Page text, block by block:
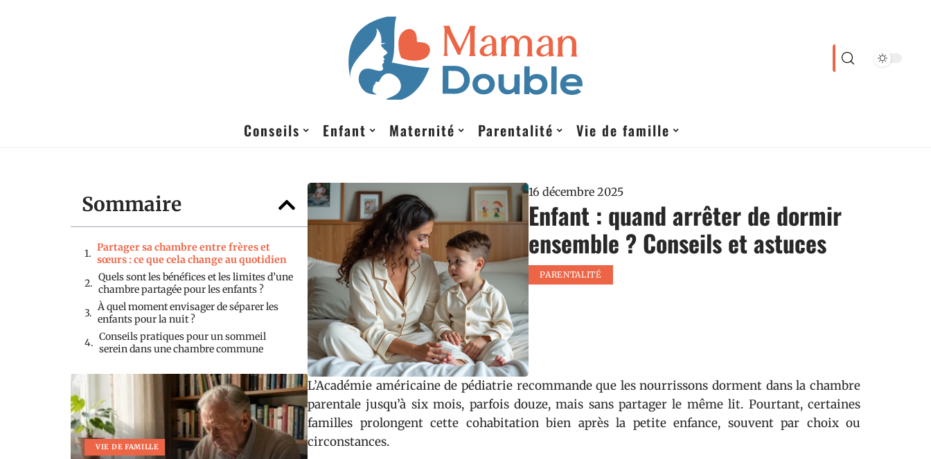
Conseils Enfant Maternité Parentalité Vie de famille
Sommaire
Partager sa chambre entre frères et
sœurs : ce que cela change au quotidien
Quels sont les bénéfices et les limites d’une
chambre partagée pour les enfants ?
À quel moment envisager de séparer les
enfants pour la nuit ?
Conseils pratiques pour un sommeil
serein dans une chambre commune
VIE DE FAMILLE
16 décembre 2025
Enfant : quand arrêter de dormir
ensemble ? Conseils et astuces
PARENTALITÉ
L’Académie américaine de pédiatrie recommande que les nourrissons dorment dans la chambre
parentale jusqu’à six mois, parfois douze, mais sans partager le même lit. Pourtant, certaines
familles prolongent cette cohabitation bien après la petite enfance, souvent par choix ou
circonstances.